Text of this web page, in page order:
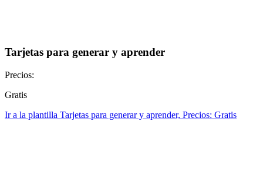
Tarjetas para generar y aprender
Precios:
Gratis
Ir a la plantilla Tarjetas para generar y aprender, Precios: Gratis